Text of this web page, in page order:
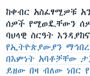
ከቀብር አስፈፃሚዎቹ
ሰዎች የሚወዷቸውን
ባህላዊ ስርዓት
የኢትዮጵያውያን
በእምነት አባቶቻቸው
ይዘው በዛ ብለው